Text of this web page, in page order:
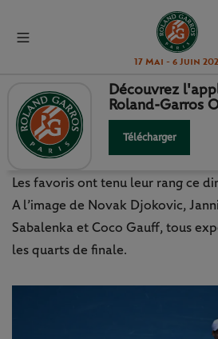
17 Mai - 6 Juin
AO 2024 - J8 : SINNER
DJOKOVIC EN MODE
Les favoris ont tenu leur rang ce
A l’image de Novak Djokovic,
Sabalenka et Coco Gauff, tous
les quarts de finale.
Découvrez
Roland-Garros
Télécharger